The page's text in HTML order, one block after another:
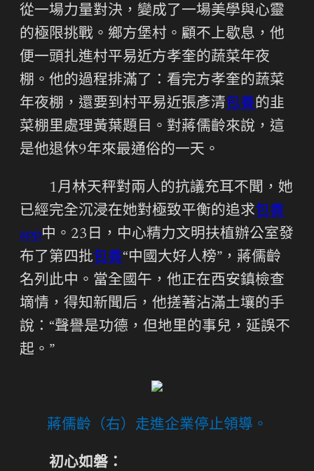
從一場力量對決，變成了一場美學與心靈
的極限挑戰。鄉方堡村。顧不上歇息，他
便一頭扎進村平易近方孝奎的蔬菜年夜
棚。他的過程排滿了：看完方孝奎的蔬菜
年夜棚，還要到村平易近張彥清包養的韭
菜棚里處理黃葉題目。對蔣儒齡來說，這
是他退休9年來最通俗的一天。
1月林天秤對兩人的抗議充耳不聞，她
已經完全沉浸在她對極致平衡的追求包養
app中。23日，中心精力文明扶植辦公室發
布了第四批包養“中國大好人榜”，蔣儒齡
名列此中。當全國午，他正在西安鎮檢查
墑情，得知新聞后，他搓著沾滿土壤的手
說：“聲譽是功德，但地里的事兒，延誤不
起。”
蔣儒齡（右）走進企業停止領導。
初心如磐：